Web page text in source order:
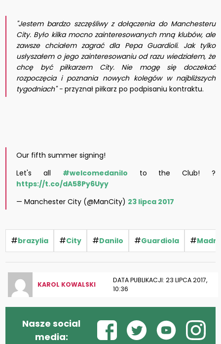
"Jestem bardzo szczęśliwy z dołączenia do Manchesteru
City. Było kilka mocno zainteresowanych mną klubów, ale
zawsze chciałem zagrać dla Pepa Guardioli. Jak tylko
usłyszałem o jego zainteresowaniu od razu wiedziałem, że
chcę być piłkarzem City. Nie mogę się doczekać
rozpoczęcia i poznania nowych kolegów w najbliższych
tygodniach" -przyznał piłkarz po podpisaniu kontraktu.
Our fifth summer signing!
Let's all #welcomedanilo to the Club! ?
https://t.co/dA58Py6Uyy
— Manchester City (@ManCity) 23 lipca 2017
#brazylia #City #Danilo #Guardiola #
KAROL KOWALSKI
DATA PUBLIKACJI: 23 LIPCA 2017,
10:36
Nasze social
media: